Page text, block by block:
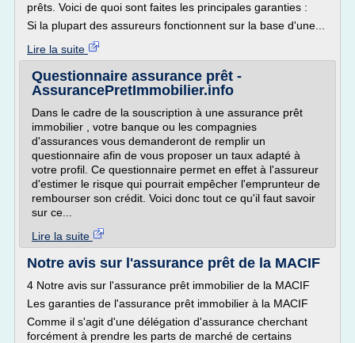
prêts. Voici de quoi sont faites les principales garanties :
Si la plupart des assureurs fonctionnent sur la base d'une...
Lire la suite
Questionnaire assurance prêt -
AssurancePretImmobilier.info
Dans le cadre de la souscription à une assurance prêt
immobilier , votre banque ou les compagnies
d'assurances vous demanderont de remplir un
questionnaire afin de vous proposer un taux adapté à
votre profil. Ce questionnaire permet en effet à l'assureur
d'estimer le risque qui pourrait empêcher l'emprunteur de
rembourser son crédit. Voici donc tout ce qu'il faut savoir
sur ce...
Lire la suite
Notre avis sur l'assurance prêt de la MACIF
4 Notre avis sur l'assurance prêt immobilier de la MACIF
Les garanties de l'assurance prêt immobilier à la MACIF
Comme il s'agit d'une délégation d'assurance cherchant
forcément à prendre les parts de marché de certains